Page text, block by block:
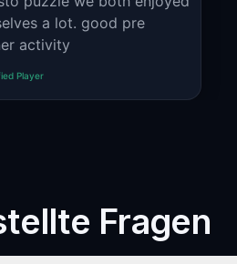
a lot. good pre
activity
Player
Fragen